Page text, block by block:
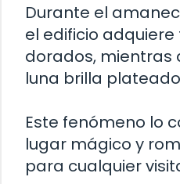
Durante el
el edificio
dorados, mientras
luna brilla
Este fenómeno lo
lugar mágico y
para cualquier